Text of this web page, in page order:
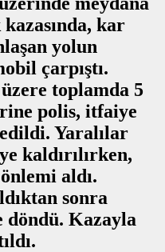
kar
yolun
çarpıştı.
toplamda 5
polis, itfaiye
Yaralılar
kaldırılırken,
aldı.
sonra
Kazayla